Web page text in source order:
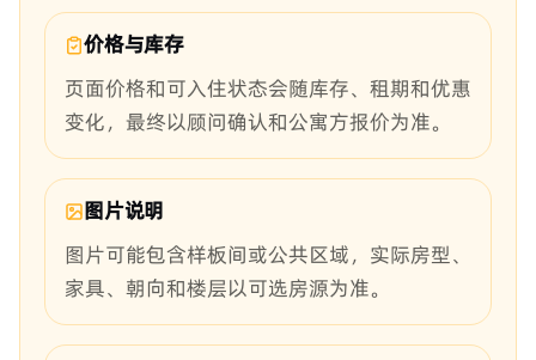
价格与库存
页面价格和可入住状态会随库存、租期和优惠
变化，最终以顾问确认和公寓方报价为准。
图片说明
图片可能包含样板间或公共区域，实际房型、
家具、朝向和楼层以可选房源为准。